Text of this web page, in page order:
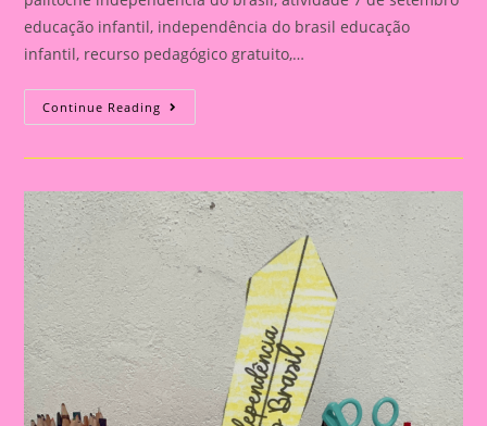
educação infantil, independência do brasil educação
infantil, recurso pedagógico gratuito,…
Continue Reading ATIVIDADE
PARA
DIA
PARA
IMPRIMIR